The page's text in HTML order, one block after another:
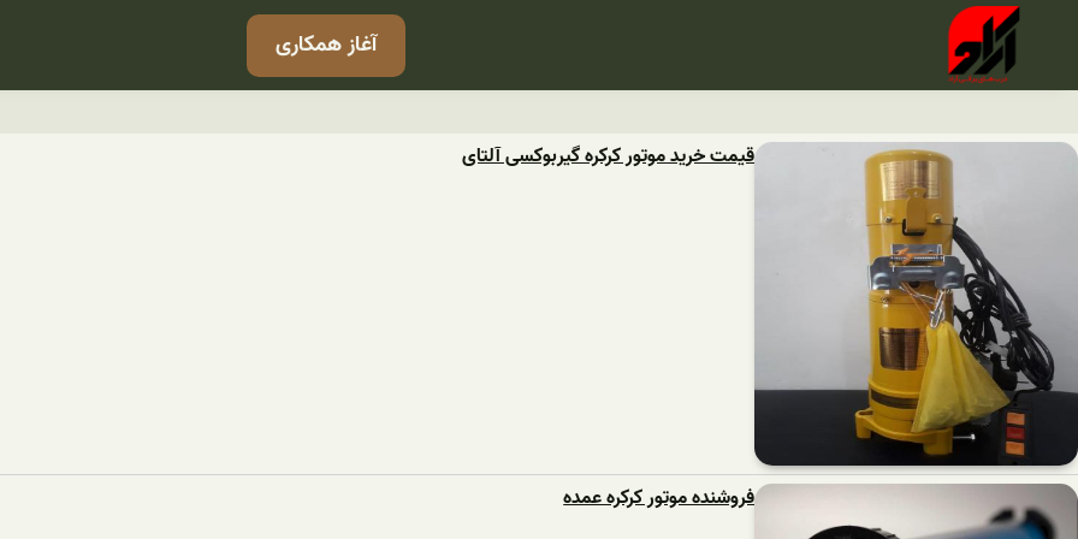
آغاز همکاری
قیمت خرید موتور کرکره گیربوکسی آلتای
فروشنده موتور کرکره عمده